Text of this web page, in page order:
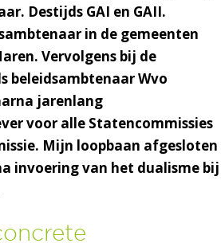
Destijds GAI en GAII.
in de gemeenten
Vervolgens bij de
beleidsambtenaar Wvo
jarenlang
voor alle Statencommissies
Mijn loopbaan afgesloten
invoering van het dualisme bij